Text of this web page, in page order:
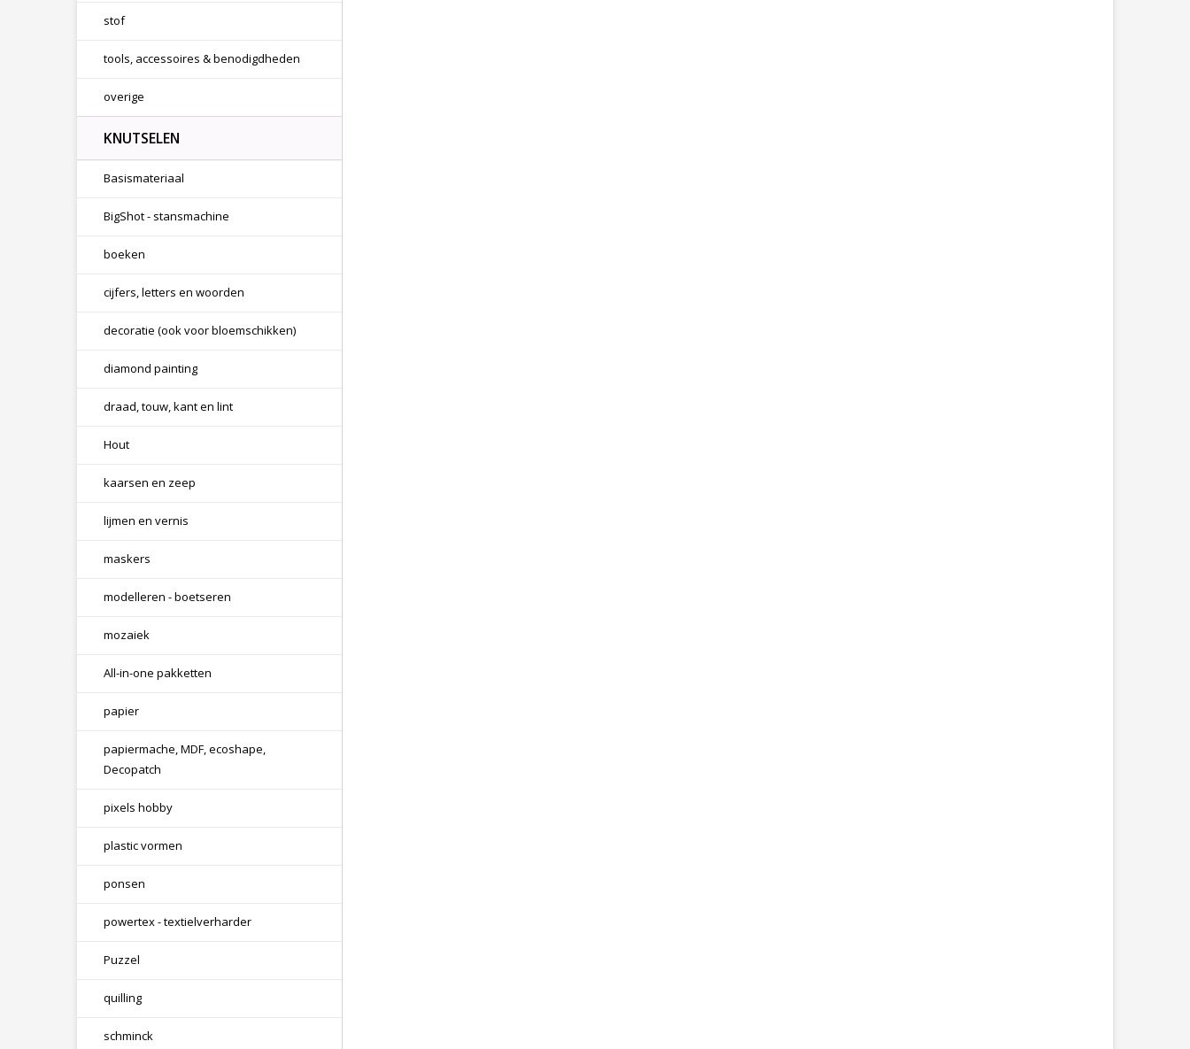
stof
tools, accessoires & benodigdheden
overige
KNUTSELEN
Basismateriaal
BigShot - stansmachine
boeken
cijfers, letters en woorden
decoratie (ook voor bloemschikken)
diamond painting
draad, touw, kant en lint
Hout
kaarsen en zeep
lijmen en vernis
maskers
modelleren - boetseren
mozaiek
All-in-one pakketten
papier
papiermache, MDF, ecoshape,
Decopatch
pixels hobby
plastic vormen
ponsen
powertex - textielverharder
Puzzel
quilling
schminck